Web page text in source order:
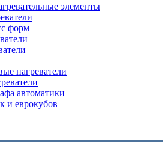
элементы
форм
нагреватели
автоматики
и еврокубов